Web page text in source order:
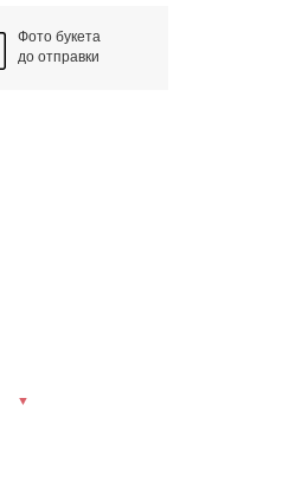
Фото букета
до отправки